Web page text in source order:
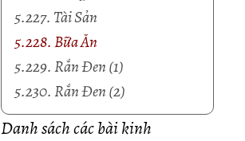
5.227. Tài Sản
5.228. Bữa Ăn
5.229. Rắn Đen (1)
5.230. Rắn Đen (2)
Danh sách các bài kinh